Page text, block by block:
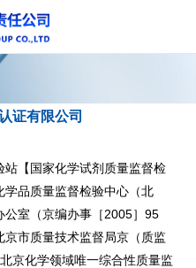
证有限公司
【国家化学试剂质量监督检
品质量监督检验中心（北
公室（京编办事［2005］95
市质量技术监督局京（质监
京化学领域唯一综合性质量监